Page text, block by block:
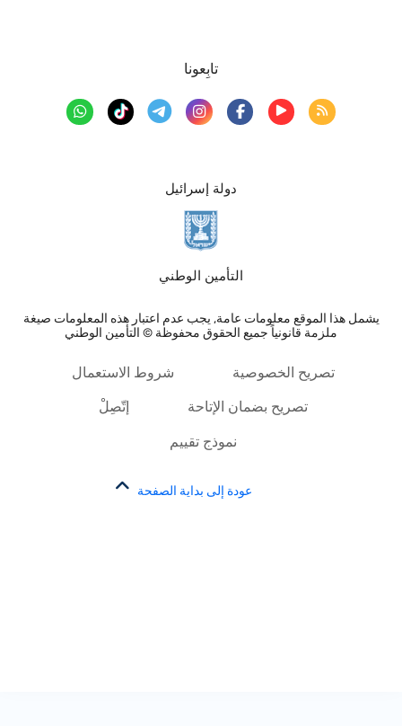
دولة إسرائيل
التأمين الوطني
يشمل هذا الموقع معلومات عامة, يجب عدم اعتبار هذه المعلومات صيغة
ملزمة قانونياً جميع الحقوق محفوظة © التأمين الوطني
تابِعونا
تصريح الخصوصية شروط الاستعمال
تصريح بضمان الإتاحة إتّصِلْ
نموذج تقييم
عودة إلى بداية الصفحة